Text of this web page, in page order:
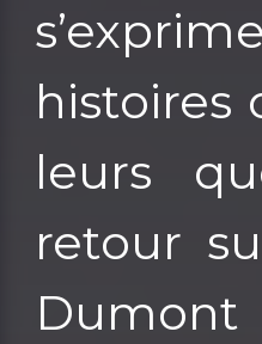
histoires
leurs
retour